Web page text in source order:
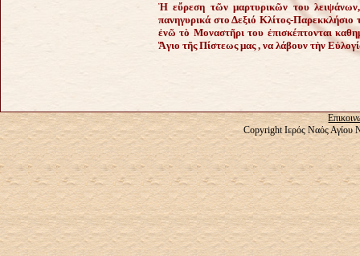
Ἡ εὔρεση τῶν μαρτυρικῶν του
πανηγυρικά στο Δεξιό Κλίτος-
ἐνῶ τὸ Μοναστῆρι του ἐπισκέπτονται
Ἅγιο τῆς Πίστεως μας , να λάβουν τὴν
Copyright Ιερός Ναός Αγίου